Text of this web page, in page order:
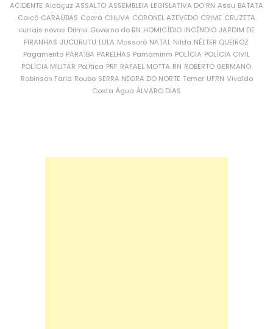
ACIDENTE Alcaçuz ASSALTO ASSEMBLEIA LEGISLATIVA DO RN Assu BATATA
Caicó CARAÚBAS Ceará CHUVA CORONEL AZEVEDO CRIME CRUZETA
currais novos Dilma Governo do RN HOMICÍDIO INCÊNDIO JARDIM DE
PIRANHAS JUCURUTU LULA Mossoró NATAL Nilda NÉLTER QUEIROZ
Pagamento PARAÍBA PARELHAS Parnamirim POLÍCIA POLÍCIA CIVIL
POLÍCIA MILITAR Política PRF RAFAEL MOTTA RN ROBERTO GERMANO
Robinson Faria Roubo SERRA NEGRA DO NORTE Temer UFRN Vivaldo
Costa Água ÁLVARO DIAS